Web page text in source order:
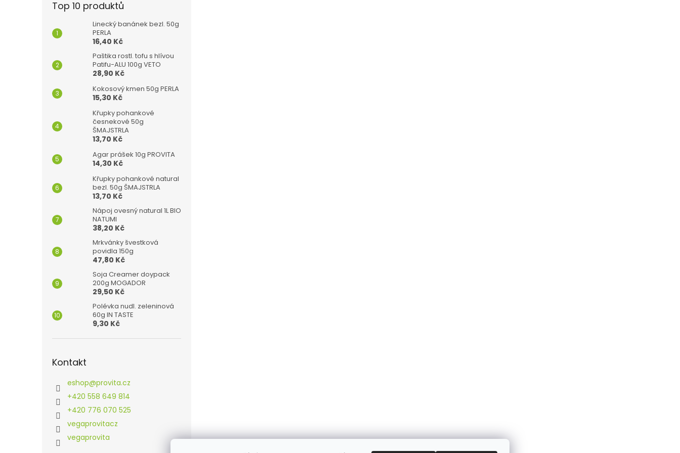
Top 10 produktů
Linecký banánek bezl. 50g
PERLA
16,40 Kč
Paštika rostl. tofu s hlívou
Patifu-ALU 100g VETO
28,90 Kč
Kokosový kmen 50g PERLA
15,30 Kč
Křupky pohankové
česnekové 50g
ŠMAJSTRLA
13,70 Kč
Agar prášek 10g PROVITA
14,30 Kč
Křupky pohankové natural
bezl. 50g ŠMAJSTRLA
13,70 Kč
Nápoj ovesný natural 1L BIO
NATUMI
38,20 Kč
Mrkvánky švestková
povidla 150g
47,80 Kč
Soja Creamer doypack
200g MOGADOR
29,50 Kč
Polévka nudl. zeleninová
60g IN TASTE
9,30 Kč
Kontakt
eshop@provita.cz
+420 558 649 814
+420 776 070 525
vegaprovitacz
vegaprovita